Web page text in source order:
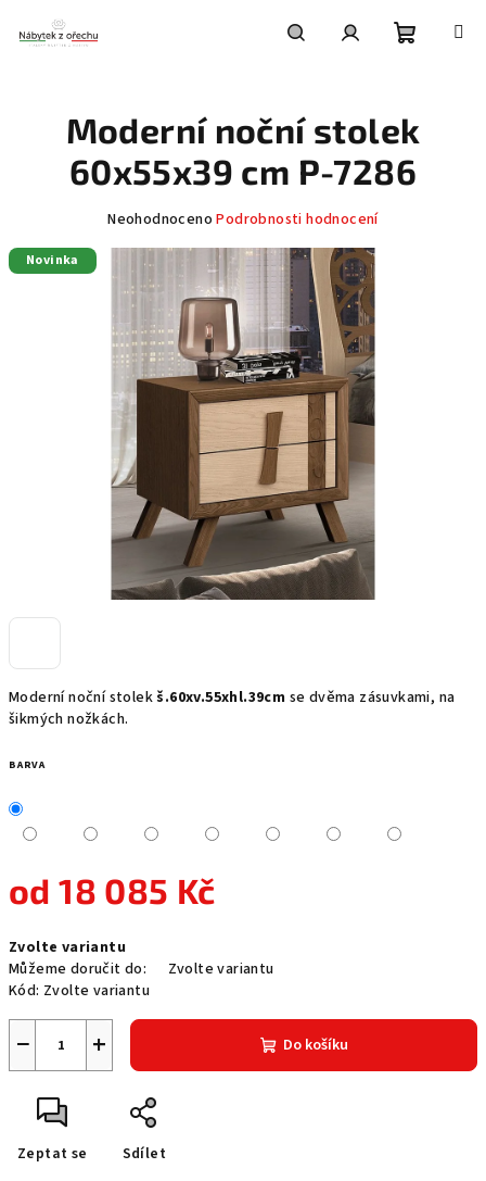
obsah
košík
Moderní noční stolekš.60xv.55xhl.39cm se dvěma zásuvkami, na
šikmých nožkách.
BARVA
od18 085 Kč
cena:
Zvolte variantu
Můžeme doručit do:
Zvolte variantu
Kód: Zvolte variantu
+
− Do košíku
Zeptat se Sdílet
Moderní noční stolek
60x55x39 cm P-7286
Průměrné
produktu
je
z
5
hvězdiček.
Neohodnoceno Podrobnosti hodnocení
Novinka